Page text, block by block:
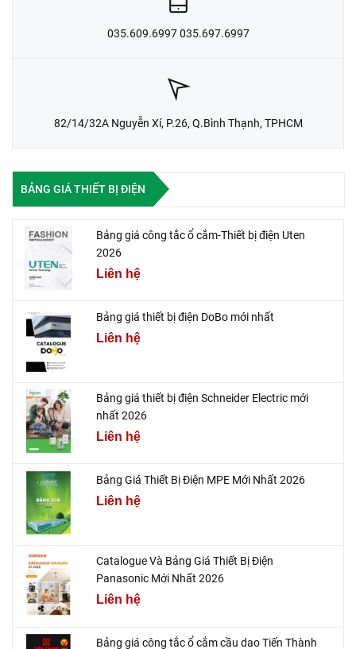
035.609.6997 035.697.6997
82/14/32A Nguyễn Xí, P.26, Q.Bình Thạnh, TPHCM
BẢNG GIÁ THIẾT BỊ ĐIỆN
Bảng giá công tắc ổ cắm-Thiết bị điện Uten
2026
Liên hệ
Bảng giá thiết bị điện DoBo mới nhất
Liên hệ
Bảng giá thiết bị điện Schneider Electric mới
nhất 2026
Liên hệ
Bảng Giá Thiết Bị Điện MPE Mới Nhất 2026
Liên hệ
Catalogue Và Bảng Giá Thiết Bị Điện
Panasonic Mới Nhất 2026
Liên hệ
Bảng giá công tắc ổ cắm cầu dao Tiến Thành